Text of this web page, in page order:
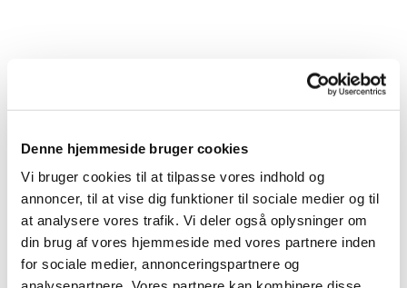
Denne hjemmeside bruger cookies
Vi bruger cookies til at tilpasse vores indhold og
annoncer, til at vise dig funktioner til sociale medier og til
at analysere vores trafik. Vi deler også oplysninger om
din brug af vores hjemmeside med vores partnere inden
for sociale medier, annonceringspartnere og